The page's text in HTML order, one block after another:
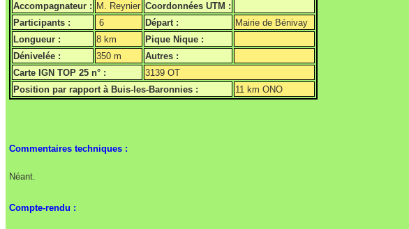
Accompagnateur : M. Reynier Coordonnées UTM :
Participants :
6 Départ :
Mairie de Bénivay
Longueur :
8 km
Pique Nique :
Dénivelée :
350 m
Autres :
Carte IGN TOP 25 n° :
3139 OT
Position par rapport à Buis-les-Baronnies :
11 km ONO
Commentaires techniques :
Néant.
Compte-rendu :